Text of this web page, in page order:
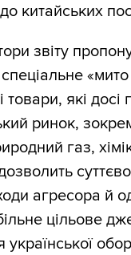
китайських
звіту
товари, які
ринок,
газ,
суттєво
агресора й
цільове
української